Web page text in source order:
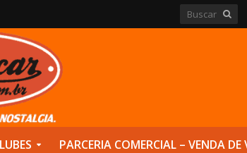
PARCERIA COMERCIAL – VENDA DE